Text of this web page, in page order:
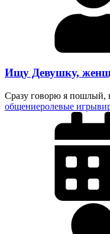
Ищу Девушку,
Сразу говорю я пошлый,
общениеролевые игры